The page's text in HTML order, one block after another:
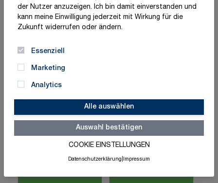
der Nutzer anzuzeigen. Ich bin damit einverstanden und
kann meine Einwilligung jederzeit mit Wirkung für die
Zukunft widerrufen oder ändern.
Essenziell
Marketing
Analytics
Alle auswählen
Auswahl bestätigen
COOKIE EINSTELLUNGEN
Datenschutzerklärung Impressum
entscheidender Bestandteil professioneller
Transportplanung und betrieblicher Verantwortung.
Durch den gezielten Einsatz von Zurrmitteln,
sichergestellt, dass Waren
werden.
Unterlegkeile &